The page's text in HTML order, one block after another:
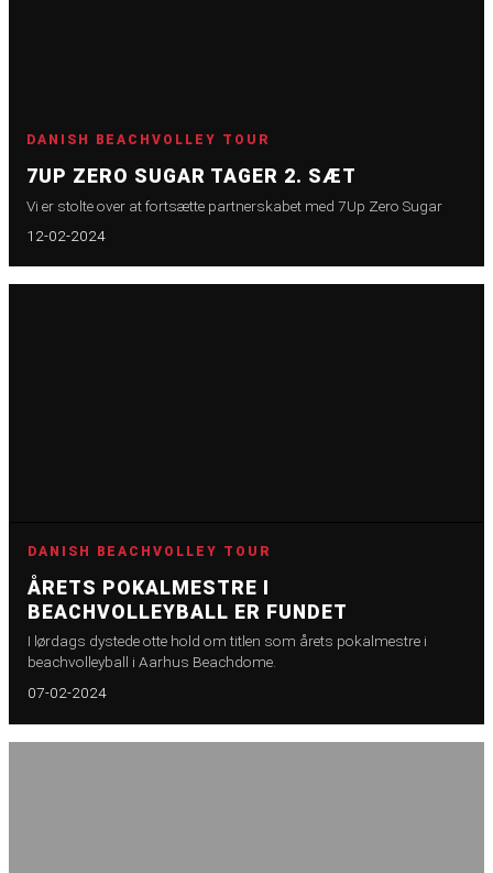
DANISH BEACHVOLLEY TOUR
7UP ZERO SUGAR TAGER 2. SÆT
Vi er stolte over at fortsætte partnerskabet med 7Up Zero Sugar
12-02-2024
DANISH BEACHVOLLEY TOUR
ÅRETS POKALMESTRE I
BEACHVOLLEYBALL ER FUNDET
I lørdags dystede otte hold om titlen som årets pokalmestre i
beachvolleyball i Aarhus Beachdome.
07-02-2024